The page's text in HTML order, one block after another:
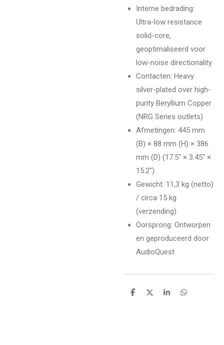
Interne bedrading:
Ultra-low resistance
solid-core,
geoptimaliseerd voor
low-noise directionality
Contacten: Heavy
silver-plated over high-
purity Beryllium Copper
(NRG Series outlets)
Afmetingen: 445 mm
(B) × 88 mm (H) × 386
mm (D) (17.5" × 3.45" ×
15.2")
Gewicht: 11,3 kg (netto)
/ circa 15 kg
(verzending)
Oorsprong: Ontworpen
en geproduceerd door
AudioQuest
D
D
S
D